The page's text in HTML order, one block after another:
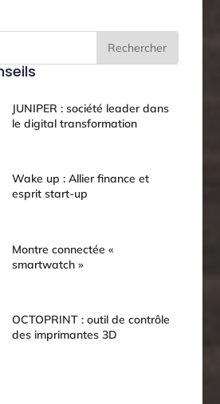
Rechercher
JUNIPER : société leader dans
le digital transformation
Wake up : Allier finance et
esprit start-up
Montre connectée «
smartwatch »
OCTOPRINT : outil de contrôle
des imprimantes 3D